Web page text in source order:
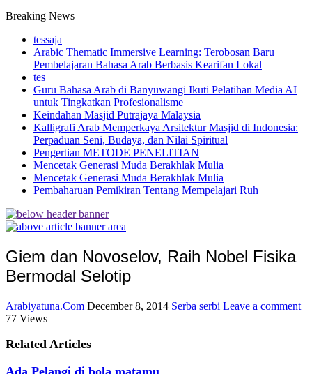
Breaking News
tessaja
Arabic Thematic Immersive Learning: Terobosan Baru
Pembelajaran Bahasa Arab Berbasis Kearifan Lokal
tes
Guru Bahasa Arab di Banyuwangi Ikuti Pelatihan Media AI
untuk Tingkatkan Profesionalisme
Keindahan Masjid Putrajaya Malaysia
Kalligrafi Arab Memperkaya Arsitektur Masjid di Indonesia:
Perpaduan Seni, Budaya, dan Nilai Spiritual
Pengertian METODE PENELITIAN
Mencetak Generasi Muda Berakhlak Mulia
Mencetak Generasi Muda Berakhlak Mulia
Pembaharuan Pemikiran Tentang Mempelajari Ruh
Giem dan Novoselov, Raih Nobel Fisika
Bermodal Selotip
Arabiyatuna.Com December 8, 2014 Serba serbi Leave a comment
77 Views
Related Articles
Ada Pelangi di bola matamu